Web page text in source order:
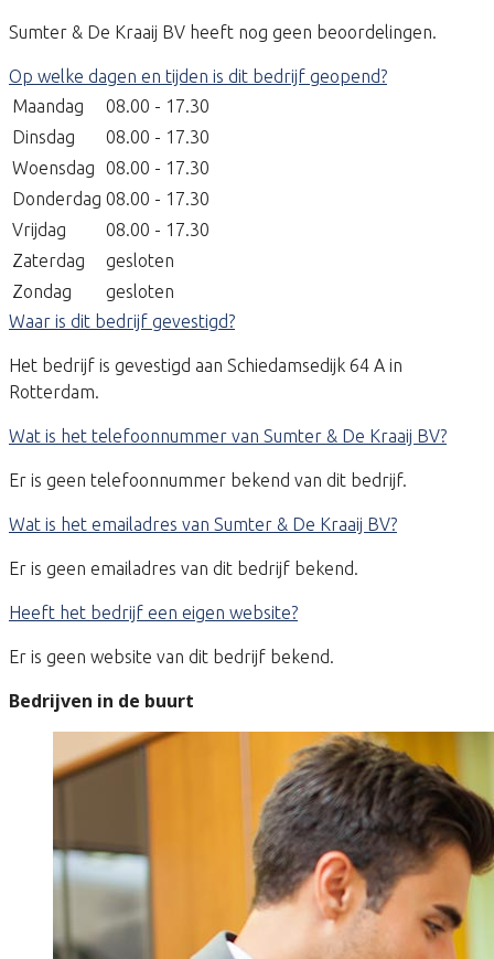
Sumter & De Kraaij BV heeft nog geen beoordelingen.
Op welke dagen en tijden is dit bedrijf geopend?
Maandag
08.00 - 17.30
Dinsdag
08.00 - 17.30
Woensdag
08.00 - 17.30
Donderdag 08.00 - 17.30
Vrijdag
08.00 - 17.30
Zaterdag
gesloten
Zondag
gesloten
Waar is dit bedrijf gevestigd?
Het bedrijf is gevestigd aan Schiedamsedijk 64 A in
Rotterdam.
Wat is het telefoonnummer van Sumter & De Kraaij BV?
Er is geen telefoonnummer bekend van dit bedrijf.
Wat is het emailadres van Sumter & De Kraaij BV?
Er is geen emailadres van dit bedrijf bekend.
Heeft het bedrijf een eigen website?
Er is geen website van dit bedrijf bekend.
Bedrijven in de buurt